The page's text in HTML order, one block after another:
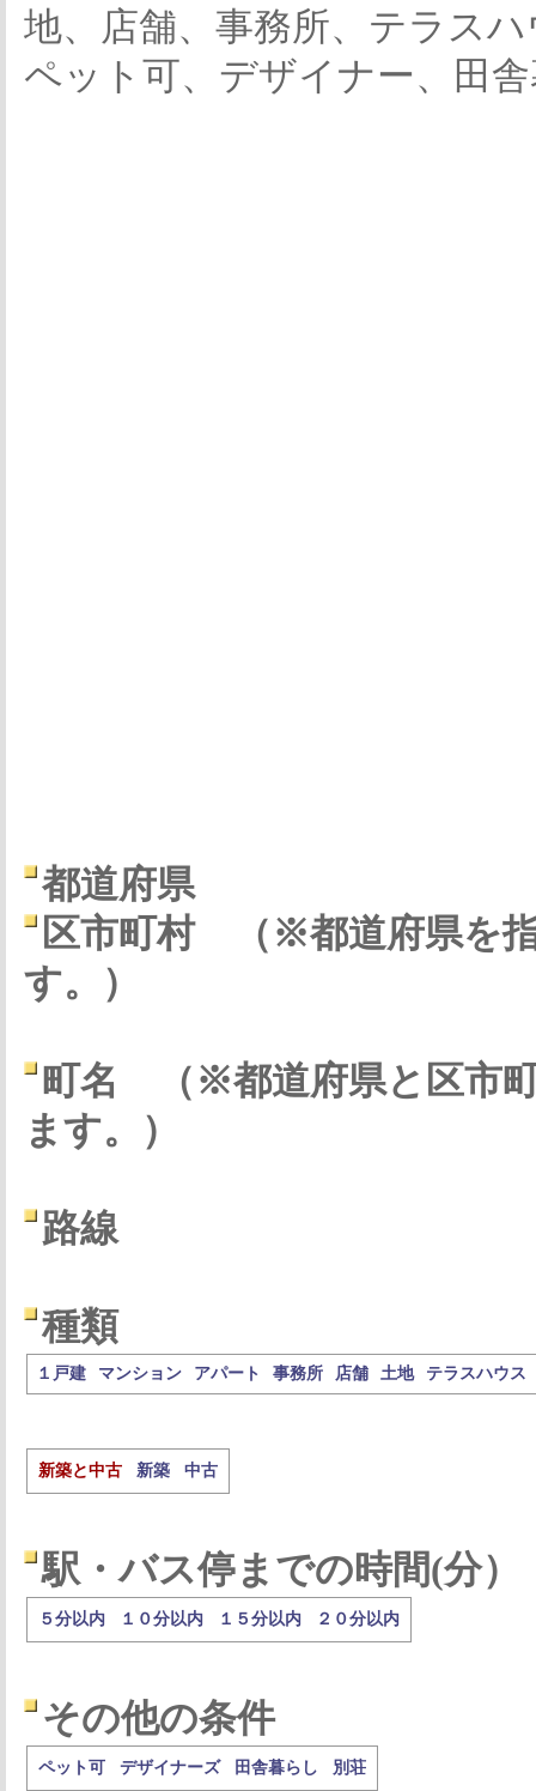
地、店舗、事務所、テラス
ペット可、デザイナー、田
都道府県
区市町村
（※都道府県を
す。）
町名
（※都道府県と区市
ます。）
路線
種類
１戸建 マンション アパート 事務所 店舗 土地 テラスハウス
新築と中古 新築 中古
駅・バス停までの時間(分）
５分以内 １０分以内 １５分以内 ２０分以内
その他の条件
ペット可 デザイナーズ 田舎暮らし 別荘